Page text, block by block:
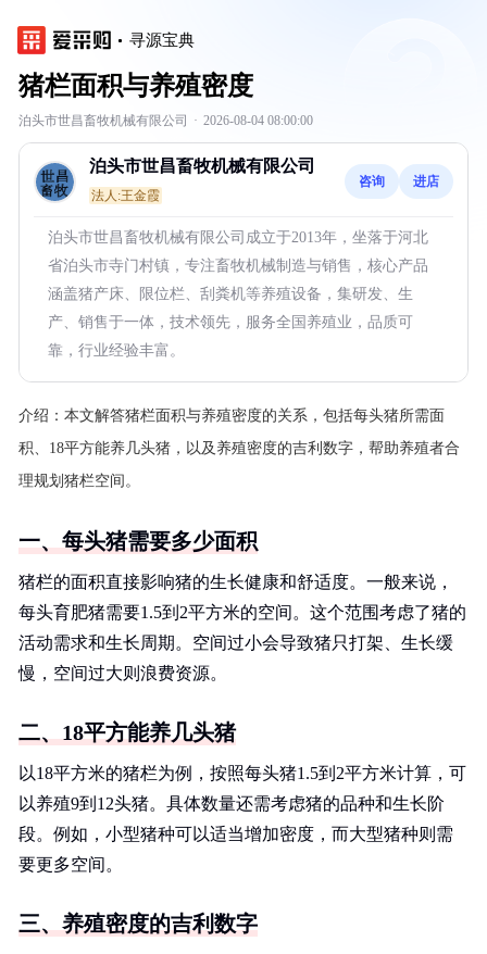
寻源宝典
猪栏面积与养殖密度
泊头市世昌畜牧机械有限公司 · 2026-08-04 08:00:00
泊头市世昌畜牧机械有限公司
法人:王金霞
咨询 进店
泊头市世昌畜牧机械有限公司成立于2013年，坐落于河北
省泊头市寺门村镇，专注畜牧机械制造与销售，核心产品
涵盖猪产床、限位栏、刮粪机等养殖设备，集研发、生
产、销售于一体，技术领先，服务全国养殖业，品质可
靠，行业经验丰富。
介绍： 本文解答猪栏面积与养殖密度的关系，包括每头猪所需面
积、18平方能养几头猪，以及养殖密度的吉利数字，帮助养殖者合
理规划猪栏空间。
一、每头猪需要多少面积
猪栏的面积直接影响猪的生长健康和舒适度。一般来说，
每头育肥猪需要1.5到2平方米的空间。这个范围考虑了猪的
活动需求和生长周期。空间过小会导致猪只打架、生长缓
慢，空间过大则浪费资源。
二、18平方能养几头猪
以18平方米的猪栏为例，按照每头猪1.5到2平方米计算，可
以养殖9到12头猪。具体数量还需考虑猪的品种和生长阶
段。例如，小型猪种可以适当增加密度，而大型猪种则需
要更多空间。
三、养殖密度的吉利数字